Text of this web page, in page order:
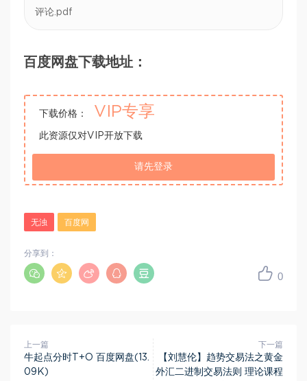
评论.pdf
百度网盘下载地址：
下载价格： VIP专享
此资源仅对VIP开放下载
请先登录
无浊 百度网
0
分享到：
上一篇
牛起点分时T+O 百度网盘(13.
09K)
下一篇
【刘慧伦】趋势交易法之黄金
外汇二进制交易法则 理论课程